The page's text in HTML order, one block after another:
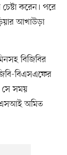
করেন। পরে
আখাউড়া
বিজিবির
বিএসএফের
সে সময়
এসআই অমিত